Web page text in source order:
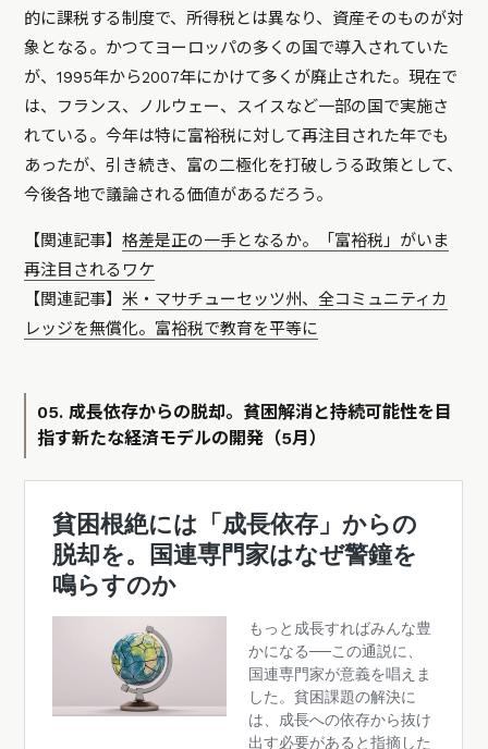
的に課税する制度で、所得税とは異なり、資産そのものが対
象となる。かつてヨーロッパの多くの国で導入されていた
が、1995年から2007年にかけて多くが廃止された。現在で
は、フランス、ノルウェー、スイスなど一部の国で実施さ
れている。今年は特に富裕税に対して再注目された年でも
あったが、引き続き、富の二極化を打破しうる政策として、
今後各地で議論される価値があるだろう。
【関連記事】格差是正の一手となるか。「富裕税」がいま
再注目されるワケ
【関連記事】米・マサチューセッツ州、全コミュニティカ
レッジを無償化。富裕税で教育を平等に
05. 成長依存からの脱却。貧困解消と持続可能性を目
指す新たな経済モデルの開発（5月）